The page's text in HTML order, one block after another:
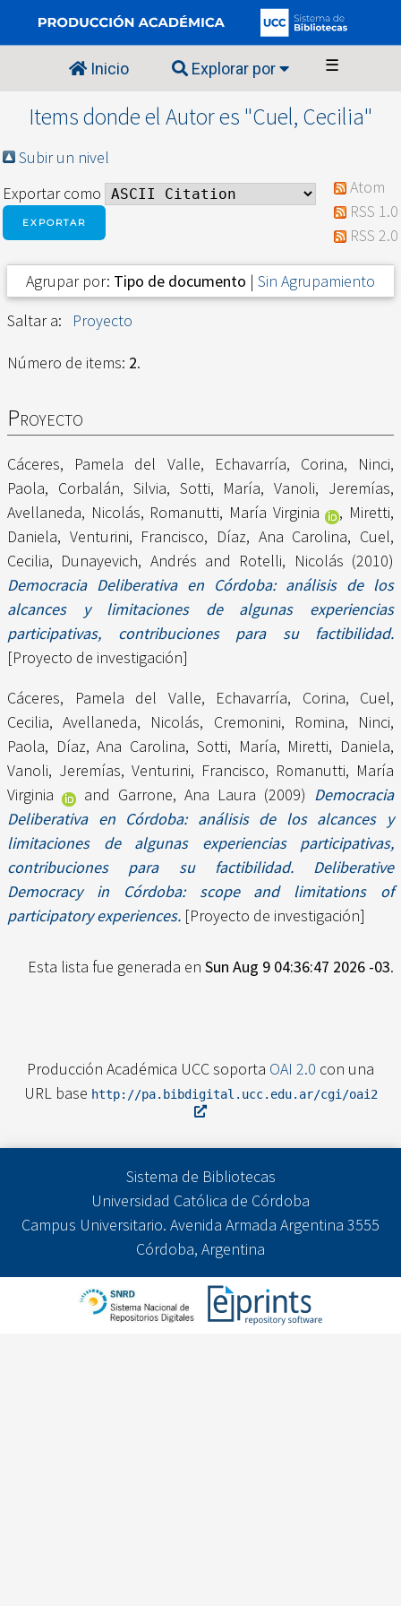
Inicio Explorar por ☰
Items donde el Autor es "Cuel, Cecilia"
Subir un nivel
Exportar como
Atom
RSS 1.0
RSS 2.0
Agrupar por: Tipo de documento | Sin Agrupamiento
Saltar a:
Proyecto
Número de items: 2.
Proyecto
Cáceres, Pamela del Valle, Echavarría, Corina, Ninci,
Paola, Corbalán, Silvia, Sotti, María,Vanoli, Jeremías,
Avellaneda, Nicolás, Romanutti, María Virginia , Miretti,
Daniela, Venturini, Francisco, Díaz, Ana Carolina, Cuel,
Cecilia, Dunayevich, Andrés and Rotelli, Nicolás (2010)
Democracia Deliberativa en Córdoba: análisis de los
alcances y limitaciones de algunas experiencias
participativas, contribuciones para su factibilidad.
[Proyecto de investigación]
Cáceres, Pamela del Valle, Echavarría, Corina, Cuel,
Cecilia,Avellaneda, Nicolás, Cremonini, Romina, Ninci,
Paola, Díaz, Ana Carolina, Sotti, María, Miretti, Daniela,
Vanoli, Jeremías, Venturini, Francisco, Romanutti, María
Virginia
and Garrone, Ana Laura (2009) Democracia
Deliberativa en Córdoba: análisis de los alcances y
limitaciones de algunas experiencias participativas,
contribuciones para su factibilidad. Deliberative
Democracy in Córdoba: scope and limitations of
participatory experiences. [Proyecto de investigación]
Esta lista fue generada en Sun Aug 9 04:36:47 2026 -03.
Producción Académica UCC soporta OAI 2.0 con una
URL base http://pa.bibdigital.ucc.edu.ar/cgi/oai2
Sistema de Bibliotecas
Universidad Católica de Córdoba
Campus Universitario. Avenida Armada Argentina 3555
Córdoba, Argentina